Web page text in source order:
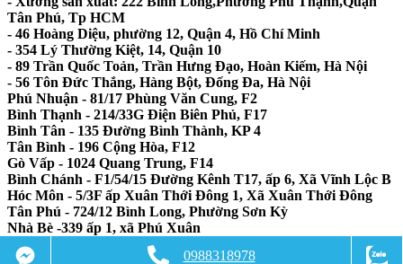
Tân Phú, Tp HCM
- 46 Hoàng Diệu, phường 12, Quận 4, Hồ Chí Minh
- 354 Lý Thường Kiệt, 14, Quận 10
- 89 Trần Quốc Toản, Trần Hưng Đạo, Hoàn Kiếm, Hà Nội
- 56 Tôn Đức Thắng, Hàng Bột, Đống Đa, Hà Nội
Phú Nhuận - 81/17 Phùng Văn Cung, F2
Bình Thạnh - 214/33G Điện Biên Phủ, F17
Bình Tân - 135 Đường Bình Thành, KP 4
Tân Bình - 196 Cộng Hòa, F12
Gò Vấp - 1024 Quang Trung, F14
Bình Chánh - F1/54/15 Đường Kênh T17, ấp 6, Xã Vĩnh Lộc B
Hóc Môn - 5/3F ấp Xuân Thới Đông 1, Xã Xuân Thới Đông
Tân Phú - 724/12 Bình Long, Phường Sơn Kỳ
Nhà Bè -339 ấp 1, xã Phú Xuân
Đồng Nai - 418A Võ Thị Sáu, TP Biên Hòa
Bình Dương - 241 Huỳnh văn Nghệ, Phú Lợi, TP Thủ Dầu 1
0988318978